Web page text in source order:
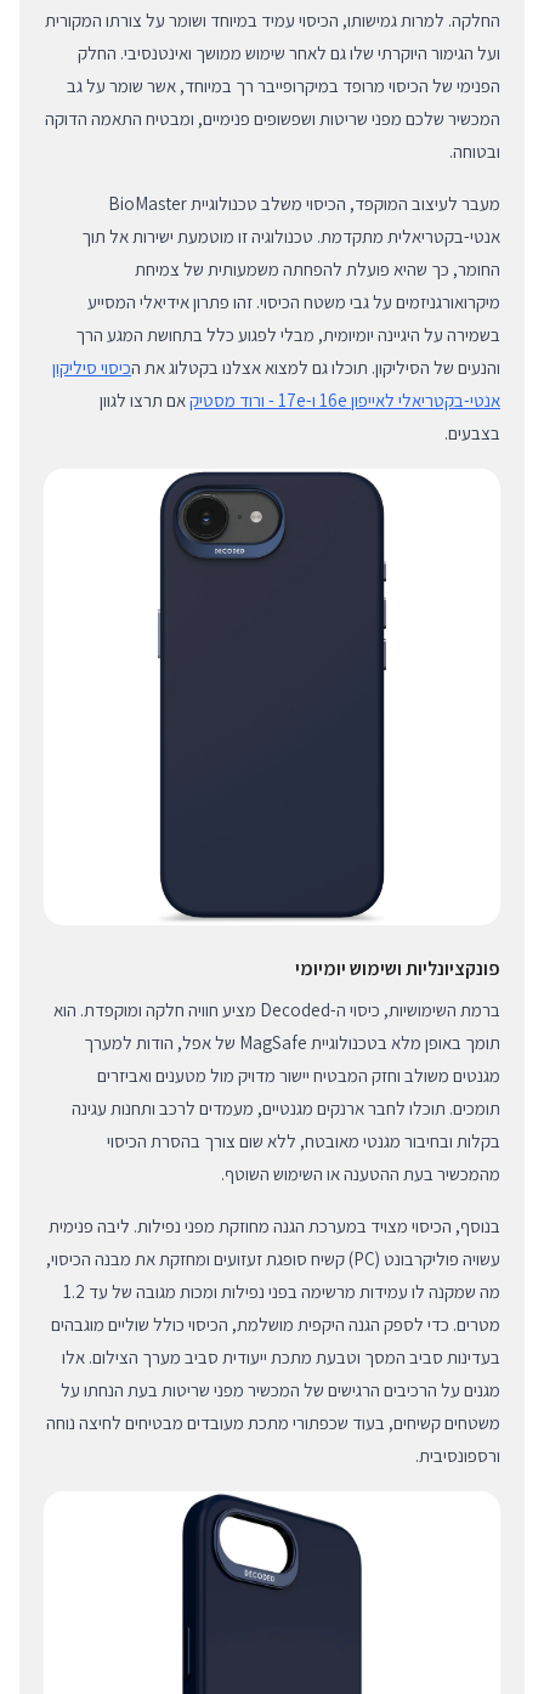
החלקה. למרות גמישותו, הכיסוי עמיד במיוחד ושומר על צורתו המקורית
ועל הגימור היוקרתי שלו גם לאחר שימוש ממושך ואינטנסיבי. החלק
הפנימי של הכיסוי מרופד במיקרופייבר רך במיוחד, אשר שומר על גב
המכשיר שלכם מפני שריטות ושפשופים פנימיים, ומבטיח התאמה הדוקה
ובטוחה.
מעבר לעיצוב המוקפד, הכיסוי משלב טכנולוגיית BioMaster
אנטי-בקטריאלית מתקדמת. טכנולוגיה זו מוטמעת ישירות אל תוך
החומר, כך שהיא פועלת להפחתה משמעותית של צמיחת
מיקרואורגניזמים על גבי משטח הכיסוי. זהו פתרון אידיאלי המסייע
בשמירה על היגיינה יומיומית, מבלי לפגוע כלל בתחושת המגע הרך
והנעים של הסיליקון. תוכלו גם למצוא אצלנו בקטלוג את הכיסוי סיליקון
אנטי-בקטריאלי לאייפון 16e ו-17e - ורוד מסטיק
אם תרצו לגוון
בצבעים.
פונקציונליות ושימוש יומיומי
ברמת השימושיות, כיסוי ה-Decoded מציע חוויה חלקה ומוקפדת. הוא
תומך באופן מלא בטכנולוגיית MagSafe של אפל, הודות למערך
מגנטים משולב וחזק המבטיח יישור מדויק מול מטענים ואביזרים
תומכים. תוכלו לחבר ארנקים מגנטיים, מעמדים לרכב ותחנות עגינה
בקלות ובחיבור מגנטי מאובטח, ללא שום צורך בהסרת הכיסוי
מהמכשיר בעת ההטענה או השימוש השוטף.
בנוסף, הכיסוי מצויד במערכת הגנה מחוזקת מפני נפילות. ליבה פנימית
עשויה פוליקרבונט (PC) קשיח סופגת זעזועים ומחזקת את מבנה הכיסוי,
מה שמקנה לו עמידות מרשימה בפני נפילות ומכות מגובה של עד 1.2
מטרים. כדי לספק הגנה היקפית מושלמת, הכיסוי כולל שוליים מוגבהים
בעדינות סביב המסך וטבעת מתכת ייעודית סביב מערך הצילום. אלו
מגנים על הרכיבים הרגישים של המכשיר מפני שריטות בעת הנחתו על
משטחים קשיחים, בעוד שכפתורי מתכת מעובדים מבטיחים לחיצה נוחה
ורספונסיבית.